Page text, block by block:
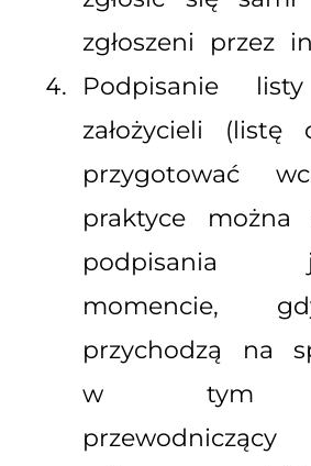
zgłoszeni przez
Podpisanie
założycieli (listę
przygotować
praktyce
momencie,
przychodzą na
w tym